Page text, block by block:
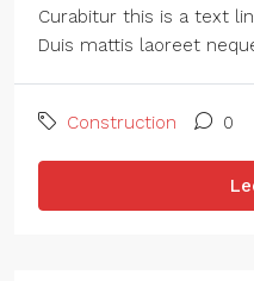
Curabitur this is a text
Duis mattis laoreet
Construction 0